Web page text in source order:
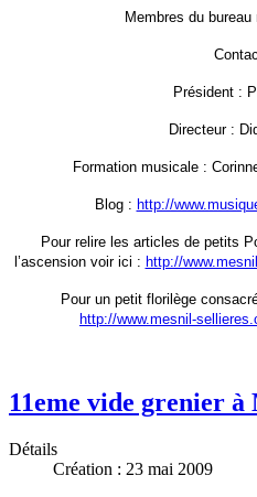
Membres du
Président :
Directeur :
Formation musicale :
Blog : http://
Pour relire les articles de petits
l’ascension voir ici : http://
Pour un petit florilège
http://www.mesnil-
11eme vide grenier à
Détails
Création : 23 mai 2009